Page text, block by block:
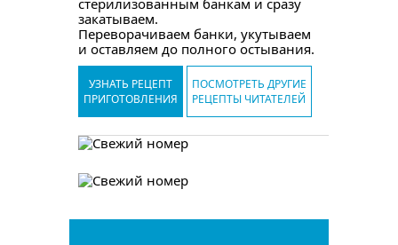
стерилизованным банкам и сразу
закатываем.
Переворачиваем банки, укутываем
и оставляем до полного остывания.
УЗНАТЬ РЕЦЕПТ
ПРИГОТОВЛЕНИЯ
ПОСМОТРЕТЬ ДРУГИЕ
РЕЦЕПТЫ ЧИТАТЕЛЕЙ